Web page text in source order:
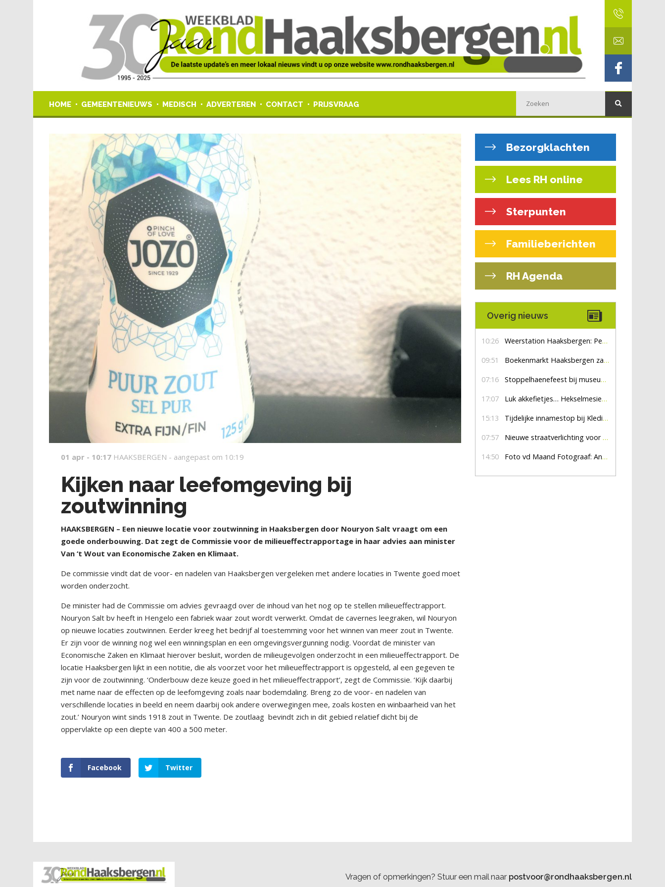
HOME GEMEENTENIEUWS MEDISCH ADVERTEREN CONTACT PRIJSVRAAG
01 apr - 10:17 HAAKSBERGEN - aangepast om 10:19
Kijken naar leefomgeving bij
zoutwinning
HAAKSBERGEN – Een nieuwe locatie voor zoutwinning in Haaksbergen door Nouryon Salt vraagt om een
goede onderbouwing. Dat zegt de Commissie voor de milieueffectrapportage in haar advies aan minister
Van ‘t Wout van Economische Zaken en Klimaat.
De commissie vindt dat de voor- en nadelen van Haaksbergen vergeleken met andere locaties in Twente goed moet
worden onderzocht.
De minister had de Commissie om advies gevraagd over de inhoud van het nog op te stellen milieueffectrapport.
Nouryon Salt bv heeft in Hengelo een fabriek waar zout wordt verwerkt. Omdat de cavernes leegraken, wil Nouryon
op nieuwe locaties zoutwinnen. Eerder kreeg het bedrijf al toestemming voor het winnen van meer zout in Twente.
Er zijn voor de winning nog wel een winningsplan en een omgevingsvergunning nodig. Voordat de minister van
Economische Zaken en Klimaat hierover besluit, worden de milieugevolgen onderzocht in een milieueffectrapport. De
locatie Haaksbergen lijkt in een notitie, die als voorzet voor het milieueffectrapport is opgesteld, al een gegeven te
zijn voor de zoutwinning. ‘Onderbouw deze keuze goed in het milieueffectrapport’, zegt de Commissie. ‘Kijk daarbij
met name naar de effecten op de leefomgeving zoals naar bodemdaling. Breng zo de voor- en nadelen van
verschillende locaties in beeld en neem daarbij ook andere overwegingen mee, zoals kosten en winbaarheid van het
zout.’ Nouryon wint sinds 1918 zout in Twente. De zoutlaag bevindt zich in dit gebied relatief dicht bij de
oppervlakte op een diepte van 400 a 500 meter.
Facebook Twitter
Bezorgklachten
Lees RH online
Sterpunten
Familieberichten
RH Agenda
Overig nieuws
10:26 Weerstation Haaksbergen: Perioden met zon en droog
09:51 Boekenmarkt Haaksbergen zaterdag 8 augustus, marktplein Haaksbergen
07:16 Stoppelhaenefeest bij museum De Lebbenbrugge
17:07 Luk akkefietjes… HekselmesienHarry
15:13 Tijdelijke innamestop bij Kledingbank Stefania
07:57 Nieuwe straatverlichting voor De Veldmaat en De Pas
14:50 Foto vd Maand Fotograaf: Anna Jalving
Vragen of opmerkingen? Stuur een mail naar postvoor@rondhaaksbergen.nl